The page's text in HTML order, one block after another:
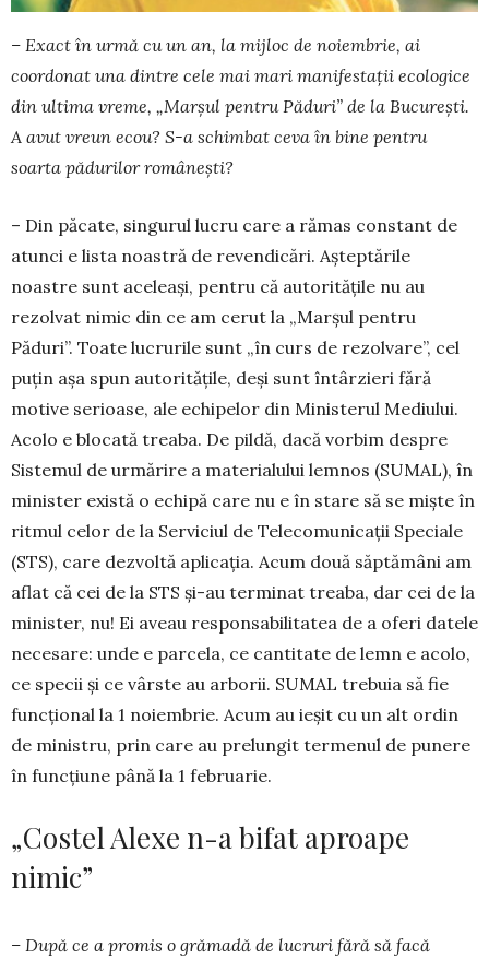
– Exact în urmă cu un an, la mijloc de no­iem­brie, ai
coordonat una dintre cele mai mari ma­ni­­festații ecologice
din ultima vreme, „Marșul pen­­­tru Păduri” de la București.
A avut vreun ecou? S-a schimbat ceva în bine pentru
soarta pă­durilor românești?
– Din păcate, singurul lucru care a rămas con­stant de
atunci e lista noastră de revendicări. Aș­­­­teptările
noastre sunt aceleași, pentru că au­to­ritățile nu au
rezolvat nimic din ce am cerut la „Mar­șul pentru
Păduri”. Toate lucrurile sunt „în curs de rezol­vare”, cel
puțin așa spun autoritățile, deși sunt întârzieri fără
motive seri­oase, ale echi­pe­lor din Minis­te­rul Mediului.
Acolo e blocată trea­­­ba. De pildă, dacă vorbim des­pre
Sistemul de ur­­mă­rire a ma­­terialului lemnos (SUMAL), în
mi­nis­­ter există o echipă care nu e în stare să se miște în
ritmul celor de la Serviciul de Teleco­municații Speciale
(STS), care dez­voltă aplicația. Acum două săptă­mâni am
aflat că cei de la STS și-au terminat treaba, dar cei de la
minis­ter, nu! Ei aveau respon­sa­bilitatea de a oferi datele
ne­cesare: unde e par­cela, ce cantitate de lemn e acolo,
ce specii și ce vârste au arborii. SUMAL trebuia să fie
funcțional la 1 noiembrie. Acum au ie­șit cu un alt ordin
de mi­nistru, prin care au pre­lun­git terme­nul de punere
în funcțiune până la 1 februarie.
„Costel Alexe n-a bifat aproape
nimic”
– După ce a promis o grămadă de lucruri fără să facă